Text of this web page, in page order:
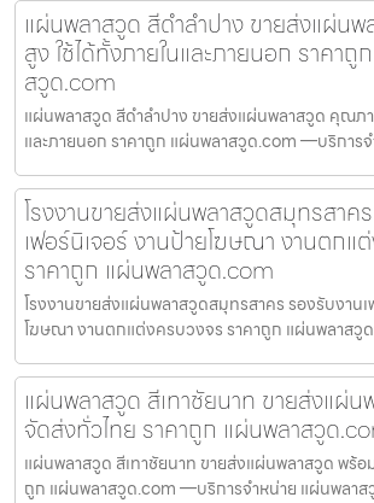
แผ่นพลาสวูด สีดำลำปาง ขายส่งแผ่น
สูง ใช้ได้ทั้งภายในและภายนอก ราคาถู
สวูด.com
แผ่นพลาสวูด สีดำลำปาง ขายส่งแผ่นพลาสวูด คุณภา
และภายนอก ราคาถูก แผ่นพลาสวูด.com —บริการ
โรงงานขายส่งแผ่นพลาสวูดสมุทรสาค
เฟอร์นิเจอร์ งานป้ายโฆษณา งานตกแ
ราคาถูก แผ่นพลาสวูด.com
โรงงานขายส่งแผ่นพลาสวูดสมุทรสาคร รองรับงานเ
โฆษณา งานตกแต่งครบวงจร ราคาถูก แผ่นพลาส
แผ่นพลาสวูด สีเทาชัยนาท ขายส่งแผ่
จัดส่งทั่วไทย ราคาถูก แผ่นพลาสวูด
แผ่นพลาสวูด สีเทาชัยนาท ขายส่งแผ่นพลาสวูด พร้อ
ถูก แผ่นพลาสวูด.com —บริการจำหน่าย แผ่นพลาส